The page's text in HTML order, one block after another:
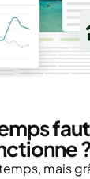
mais